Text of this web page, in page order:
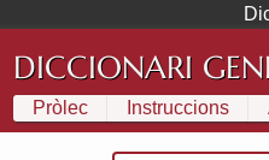
DICCIONARI
Pròlec Instruccions